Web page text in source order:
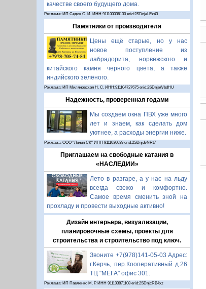
качестве своего будущего дома.
Реклама: ИП Седов О. И. ИНН 911100036130 erid:2SDnjeLEz43
Памятники от производителя
Цены ещё старые, но у нас
новое поступление из
лабрадорита, норвежского и
китайского камня черного цвета, а также
индийского зелёного.
Реклама: ИП Миляновская Н. С. ИНН:911104727675 erid:2SDnjeWbdHU
Надежность, проверенная годами
Мы создаем окна ПВХ уже много
лет и знаем, как сделать дом
уютнее, а расходы энергии ниже.
Реклама: ООО "Линия СК" ИНН 9111030039 erid:2SDnjdvNRt7
Приглашаем на свободные катания в
«НАСЛЕДИИ»
Лето в разгаре, а у нас на льду
всегда свежо и комфортно.
Самое время сменить зной на
прохладу и провести выходные активно!
Дизайн интерьера, визуализации,
планировочные схемы, проекты для
строительства и строительство под ключ.
Звоните +7(978)141-05-03 Адрес:
г.Керчь, пер.Кооперативный д.26
ТЦ "МЕГА" офис 301.
Реклама: ИП Павленко М. Р. ИНН 911103871108 erid:2SDnjcRB4xz